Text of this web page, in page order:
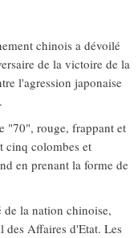
chinois a dévoilé
de la victoire de la
l'agression japonaise
"70", rouge, frappant et
cinq colombes et
en prenant la forme de
la nation chinoise,
Affaires d'Etat. Les